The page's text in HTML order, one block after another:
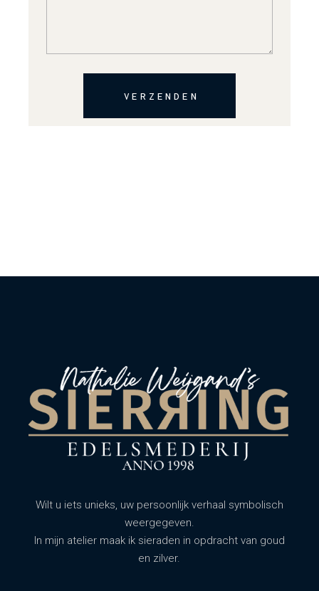
VERZENDEN
Wilt u iets unieks, uw persoonlijk verhaal symbolisch
weergegeven.
In mijn atelier maak ik sieraden in opdracht van goud
en zilver.